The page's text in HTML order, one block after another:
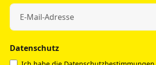
Datenschutz